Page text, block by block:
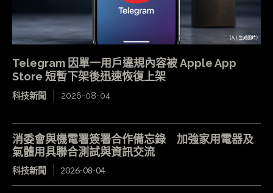
Telegram 因單一用戶違規內容被 Apple App
Store 短暫下架後迅速恢復上架
科技新聞 2026-08-04
消委會與機電署簽署合作備忘錄 加強家用電器及
氣體用具聯合測試與資訊交流
科技新聞 2026-08-04